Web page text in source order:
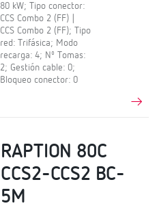
80 kW; Tipo conector:
CCS Combo 2 (FF) |
CCS Combo 2 (FF); Tipo
red: Trifásica; Modo
recarga: 4; Nº Tomas:
2; Gestión cable: 0;
Bloqueo conector: 0
RAPTION 80C
CCS2-CCS2 BC-
5M